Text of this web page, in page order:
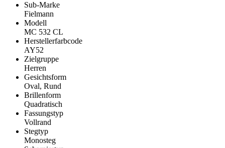
Sub-Marke
Fielmann
Modell
MC 532 CL
Herstellerfarbcode
AY52
Zielgruppe
Herren
Gesichtsform
Oval, Rund
Brillenform
Quadratisch
Fassungstyp
Vollrand
Stegtyp
Monosteg